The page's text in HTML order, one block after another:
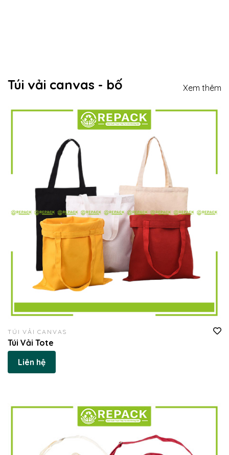
Túi vải canvas - bố Xem thêm
TÚI VẢI CANVAS
Túi Vải Tote
Liên hệ